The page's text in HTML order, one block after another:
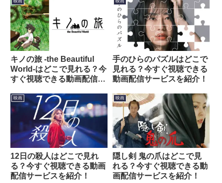
映画
キノの旅 -the Beautiful
World-はどこで見れる？今
すぐ視聴できる動画配信サ
映画
手のひらのパズルはどこで
見れる？今すぐ視聴できる
動画配信サービスを紹介！
映画
12日の殺人はどこで見れ
る？今すぐ視聴できる動画
配信サービスを紹介！
映画
隠し剣 鬼の爪はどこで見
れる？今すぐ視聴できる動
画配信サービスを紹介！